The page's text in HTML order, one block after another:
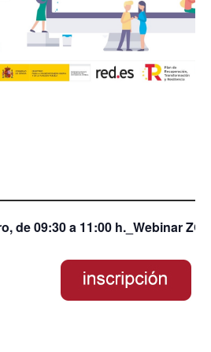
de 09:30 a 11:00 h._Webinar